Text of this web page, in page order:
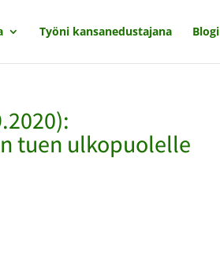
Työni kansanedustajana Blogi
tuen ulkopuolelle